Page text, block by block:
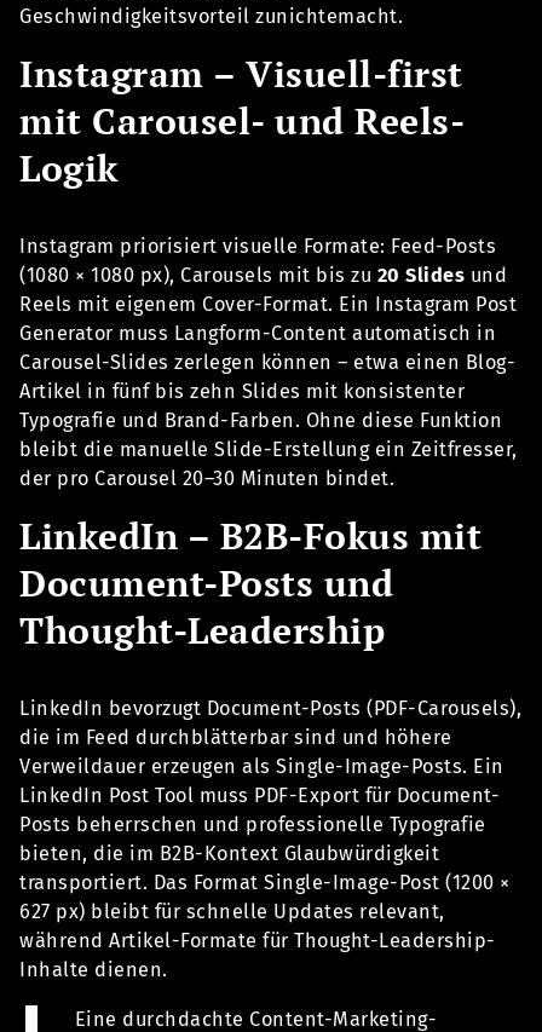
Geschwindigkeitsvorteil zunichtemacht.
Instagram – Visuell-first
mit Carousel- und Reels-
Logik
Instagram priorisiert visuelle Formate: Feed-Posts
(1080 × 1080 px), Carousels mit bis zu 20 Slides und
Reels mit eigenem Cover-Format. Ein Instagram Post
Generator muss Langform-Content automatisch in
Carousel-Slides zerlegen können – etwa einen Blog-
Artikel in fünf bis zehn Slides mit konsistenter
Typografie und Brand-Farben. Ohne diese Funktion
bleibt die manuelle Slide-Erstellung ein Zeitfresser,
der pro Carousel 20–30 Minuten bindet.
LinkedIn – B2B-Fokus mit
Document-Posts und
Thought-Leadership
LinkedIn bevorzugt Document-Posts (PDF-Carousels),
die im Feed durchblätterbar sind und höhere
Verweildauer erzeugen als Single-Image-Posts. Ein
LinkedIn Post Tool muss PDF-Export für Document-
Posts beherrschen und professionelle Typografie
bieten, die im B2B-Kontext Glaubwürdigkeit
transportiert. Das Format Single-Image-Post (1200 ×
627 px) bleibt für schnelle Updates relevant,
während Artikel-Formate für Thought-Leadership-
Inhalte dienen.
Eine durchdachte Content-Marketing-